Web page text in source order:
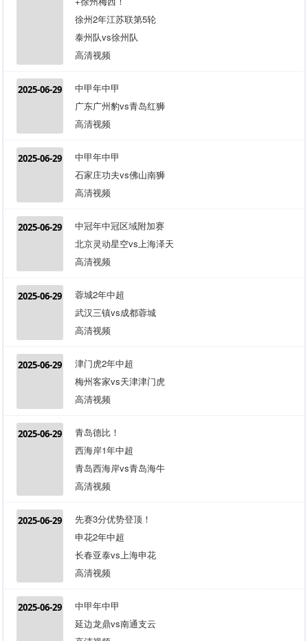
徐州2年江苏联第5轮
泰州队vs徐州队
高清视频
2025-06-29
中甲年中甲
广东广州豹vs青岛红狮
高清视频
2025-06-29
中甲年中甲
石家庄功夫vs佛山南狮
高清视频
2025-06-29
中冠年中冠区域附加赛
北京灵动星空vs上海泽天
高清视频
2025-06-29
蓉城2年中超
武汉三镇vs成都蓉城
高清视频
2025-06-29
津门虎2年中超
梅州客家vs天津津门虎
高清视频
2025-06-29
青岛德比！
西海岸1年中超
青岛西海岸vs青岛海牛
高清视频
2025-06-29
先赛3分优势登顶！
申花2年中超
长春亚泰vs上海申花
高清视频
2025-06-29
中甲年中甲
延边龙鼎vs南通支云